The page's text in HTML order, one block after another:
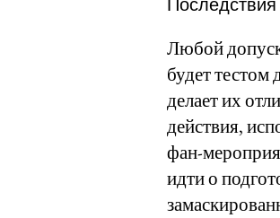
Любой
будет тестом
делает их
действия,
фан-
идти о